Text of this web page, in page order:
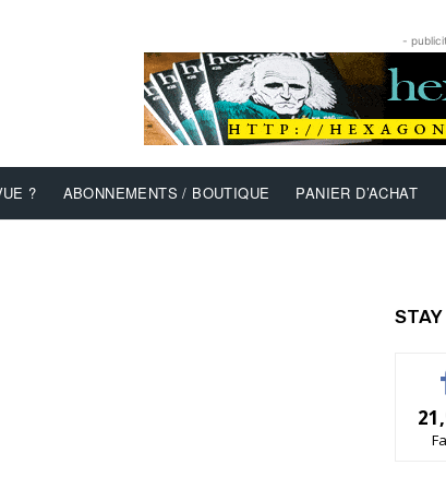
-
? ABONNEMENTS / BOUTIQUE PANIER D’ACHAT
STAY